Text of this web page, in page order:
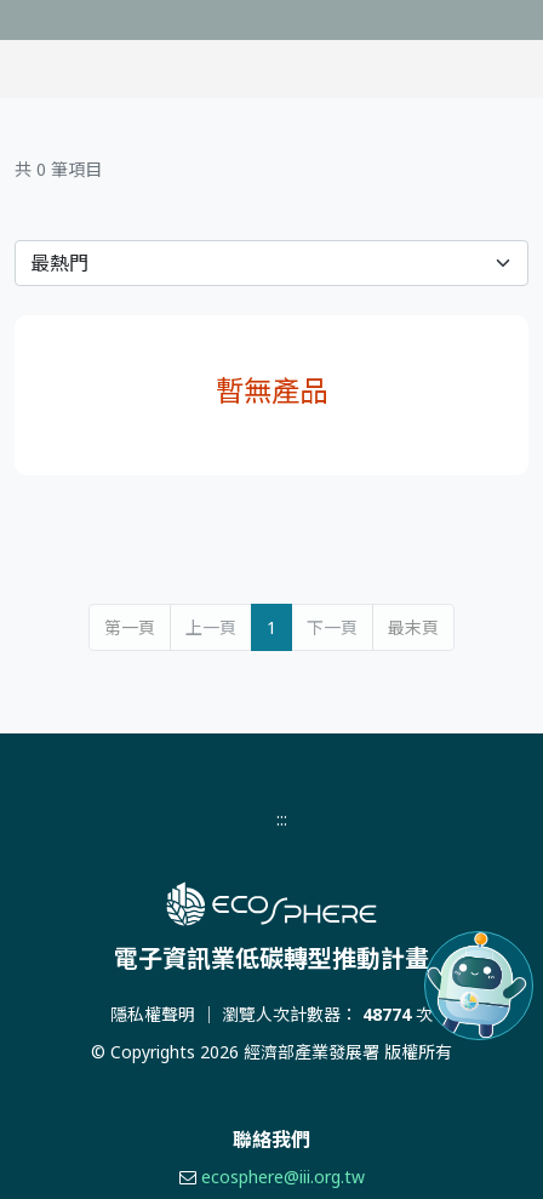
共 0 筆項目
暫無產品
第一頁 上一頁 1 下一頁 最末頁
:::
電子資訊業低碳轉型推動計畫
隱私權聲明 ｜ 瀏覽人次計數器： 48774次
© Copyrights 2026 經濟部產業發展署 版權所有
聯絡我們
ecosphere@iii.org.tw